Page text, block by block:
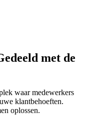
met de
waar medewerkers
klantbehoeften.
oplossen.